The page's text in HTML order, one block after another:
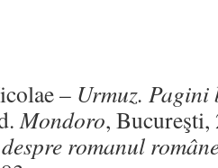
– Urmuz. Pagini
Mondoro,
romanul